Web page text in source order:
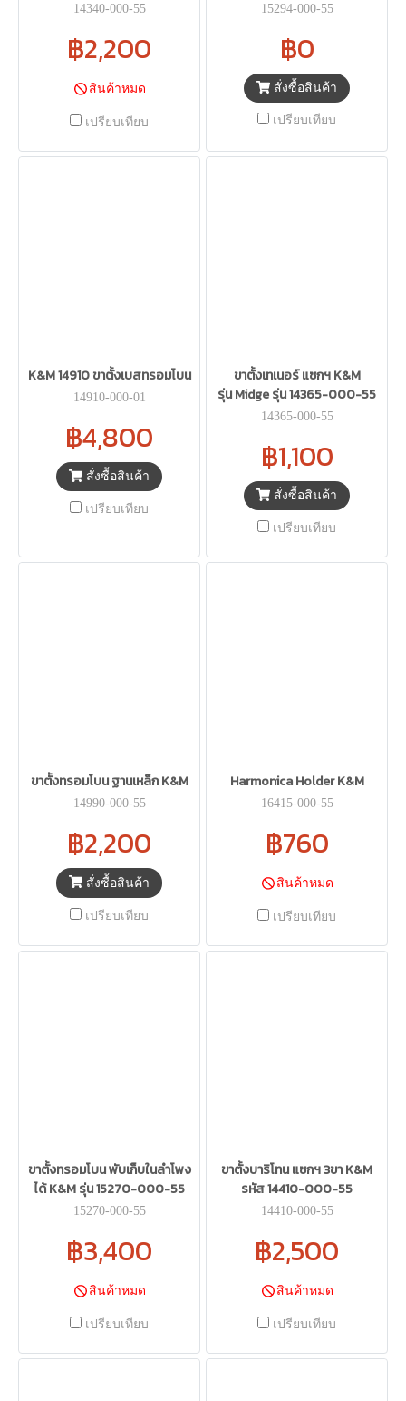
14340-000-55
฿2,200
สินค้าหมด
เปรียบเทียบ
15294-000-55
฿0
สั่งซื้อสินค้า
เปรียบเทียบ
K&M 14910 ขาตั้งเบสทรอมโบน
14910-000-01
฿4,800
สั่งซื้อสินค้า
เปรียบเทียบ
ขาตั้งเทเนอร์ แซกฯ K&M
รุ่น Midge รุ่น 14365-000-55
14365-000-55
฿1,100
สั่งซื้อสินค้า
เปรียบเทียบ
ขาตั้งทรอมโบน ฐานเหล็ก K&M
14990-000-55
฿2,200
สั่งซื้อสินค้า
เปรียบเทียบ
Harmonica Holder K&M
16415-000-55
฿760
สินค้าหมด
เปรียบเทียบ
ขาตั้งทรอมโบน พับเก็บในลำโพง
ได้ K&M รุ่น 15270-000-55
15270-000-55
฿3,400
สินค้าหมด
เปรียบเทียบ
ขาตั้งบาริโทน แซกฯ 3ขา K&M
รหัส 14410-000-55
14410-000-55
฿2,500
สินค้าหมด
เปรียบเทียบ